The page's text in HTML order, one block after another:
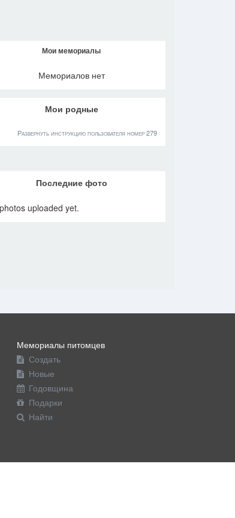
Мои мемориалы
Мемориалов нет
Мои родные
Развернуть инструкцию пользователя номер 279
Последние фото
uploaded yet.
Мемориалы питомцев
Создать
Новые
Годовщина
Подарки
Найти